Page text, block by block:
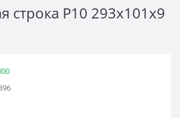
строка Р10 293x101x9